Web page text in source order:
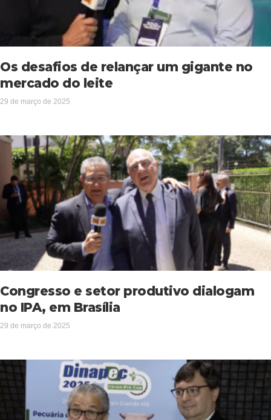
Os desafios de relançar um gigante no
mercado do leite
29 de março de 2025
Congresso e setor produtivo dialogam
no IPA, em Brasília
29 de março de 2025